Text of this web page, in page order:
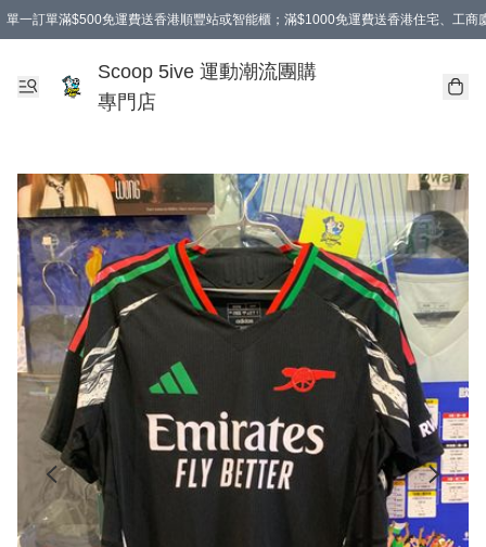
單一訂單滿$500免運費送香港順豐站或智能櫃；滿$1000免運費送香港住宅、工商
Scoop 5ive 運動潮流團購
專門店